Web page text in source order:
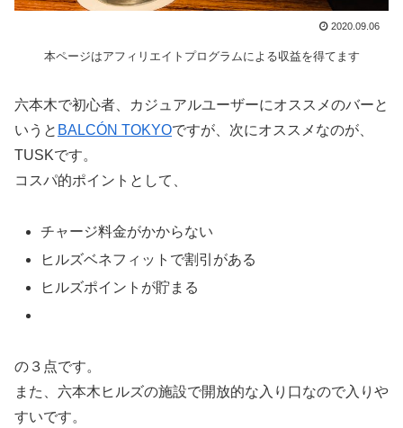
2020.09.06
本ページはアフィリエイトプログラムによる収益を得てます
六本木で初心者、カジュアルユーザーにオススメのバーと
いうと BALCÓN TOKYOですが、次にオススメなのが、
TUSKです。
コスパ的ポイントとして、
チャージ料金がかからない
ヒルズベネフィットで割引がある
ヒルズポイントが貯まる
の３点です。
また、六本木ヒルズの施設で開放的な入り口なので入りや
すいです。